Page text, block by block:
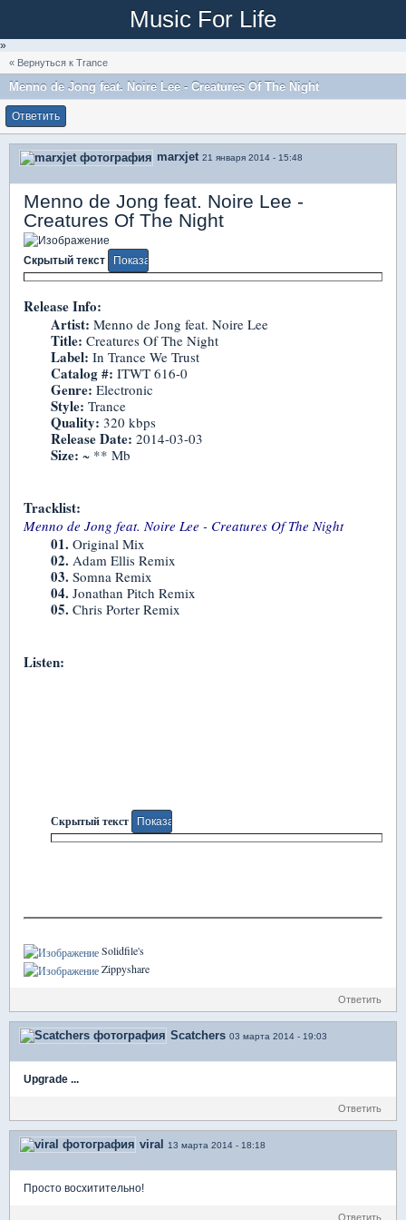
Music For Life
»
« Вернуться к Trance
Menno de Jong feat. Noire Lee - Creatures Of The Night
Ответить
marxjet 21 января 2014 - 15:48
Menno de Jong feat. Noire Lee -
Creatures Of The Night
Скрытый текст
Release Info:
Artist: Menno de Jong feat. Noire Lee
Title: Creatures Of The Night
Label: In Trance We Trust
Catalog #: ITWT 616-0
Genre: Electronic
Style: Trance
Quality: 320 kbps
Release Date: 2014-03-03
Size: ~ ** Mb
Tracklist:
Menno de Jong feat. Noire Lee - Creatures Of The Night
01. Original Mix
02. Adam Ellis Remix
03. Somna Remix
04. Jonathan Pitch Remix
05. Chris Porter Remix
Listen:
Скрытый текст
Solidfile's
Zippyshare
Ответить
Scatchers 03 марта 2014 - 19:03
Upgrade ...
Ответить
viral 13 марта 2014 - 18:18
Просто восхитительно!
Ответить